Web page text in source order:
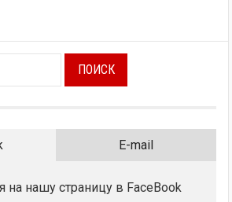
E-mail
на нашу страницу в FaceBook